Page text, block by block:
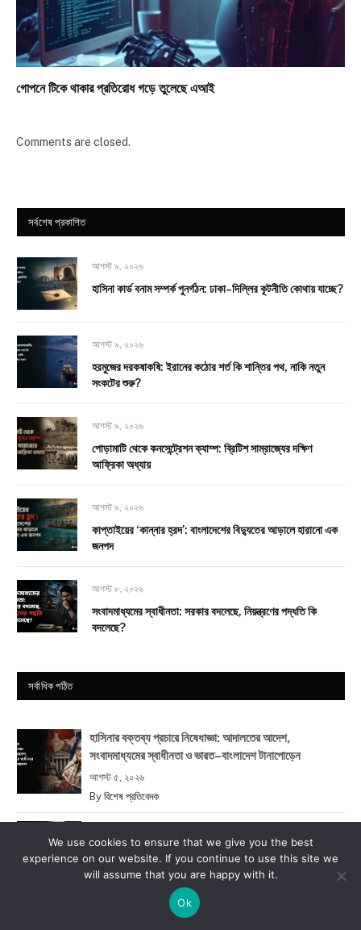
গোপনে টিকে থাকার প্রতিরোধ গড়ে তুলেছে এআই
Comments are closed.
সর্বশেষ প্রকাশিত
আগস্ট ৯, ২০২৬
হাসিনা কার্ড বনাম সম্পর্ক পুনর্গঠন: ঢাকা–দিল্লির কূটনীতি কোথায় যাচ্ছে?
আগস্ট ৯, ২০২৬
হরমুজের দরকষাকষি: ইরানের কঠোর শর্ত কি শান্তির পথ, নাকি নতুন
সংকটের শুরু?
আগস্ট ৯, ২০২৬
পোড়ামাটি থেকে কনসেন্ট্রেশন ক্যাম্প: ব্রিটিশ সাম্রাজ্যের দক্ষিণ
আফ্রিকা অধ্যায়
আগস্ট ৯, ২০২৬
কাপ্তাইয়ের ‘কান্নার হ্রদ’: বাংলাদেশের বিদ্যুতের আড়ালে হারানো এক
জনপদ
আগস্ট ৮, ২০২৬
সংবাদমাধ্যমের স্বাধীনতা: সরকার বদলেছে, নিয়ন্ত্রণের পদ্ধতি কি
বদলেছে?
সর্বাধিক পঠিত
হাসিনার বক্তব্য প্রচারে নিষেধাজ্ঞা: আদালতের আদেশ,
সংবাদমাধ্যমের স্বাধীনতা ও ভারত–বাংলাদেশ টানাপোড়েন
আগস্ট ৫, ২০২৬
By বিশেষ প্রতিবেদক
বার্তা দিলেন?
আগস্ট ৫, ২০২৬
ক্ষমতার ১৭১ দিন: নতুন সরকারের ১০ প্রতিশ্রুতির কতটা
We use cookies to ensure that we give you the best
experience on our website. If you continue to use this site we
will assume that you are happy with it.
Ok